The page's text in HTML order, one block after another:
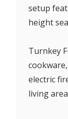
setup
height
Turnkey
electric
living